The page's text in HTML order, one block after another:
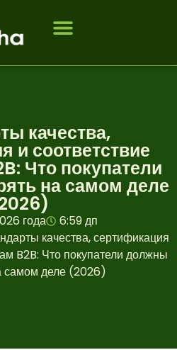
качества,
и соответствие
Что покупатели
на самом деле
года
6:59 дп
качества, сертификация
B2B: Что покупатели должны
самом деле (2026)